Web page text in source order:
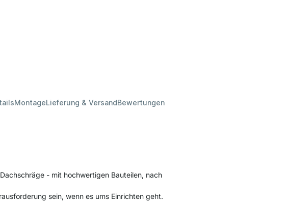
MontageLieferung & VersandBewertungen
- mit hochwertigen Bauteilen, nach
sein, wenn es ums Einrichten geht.